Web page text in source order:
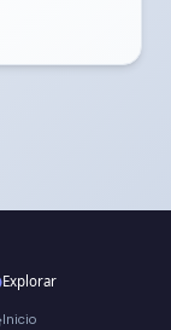
Explorar
Inicio